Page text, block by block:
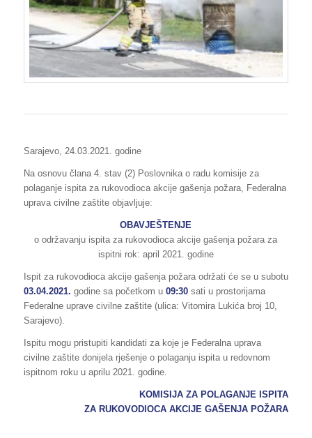
Sarajevo, 24.03.2021. godine
Na osnovu člana 4. stav (2) Poslovnika o radu komisije za
polaganje ispita za rukovodioca akcije gašenja požara, Federalna
uprava civilne zaštite objavljuje:
OBAVJEŠTENJE
o održavanju ispita za rukovodioca akcije gašenja požara za
ispitni rok: april 2021. godine
Ispit za rukovodioca akcije gašenja požara održati će se u subotu
03.04.2021. godine sa početkom u 09:30sati u prostorijama
Federalne uprave civilne zaštite (ulica: Vitomira Lukića broj 10,
Sarajevo).
Ispitu mogu pristupiti kandidati za koje je Federalna uprava
civilne zaštite donijela rješenje o polaganju ispita u redovnom
ispitnom roku u aprilu 2021. godine.
KOMISIJA ZA POLAGANJE ISPITA
ZA RUKOVODIOCA AKCIJE GAŠENJA POŽARA